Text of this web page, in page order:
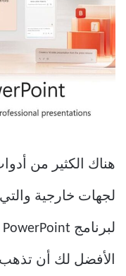
هناك الكثير من
لجهات خارجية
الأفضل لك أن